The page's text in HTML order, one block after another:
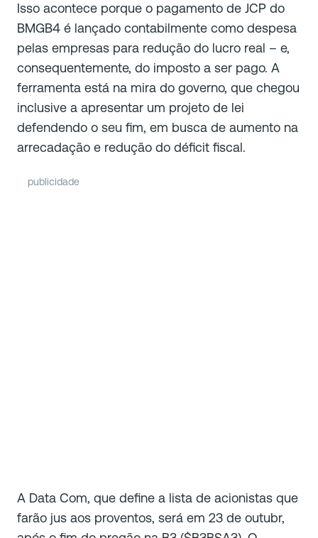
Isso acontece porque o pagamento de JCP do
BMGB4 é lançado contabilmente como despesa
pelas empresas para redução do lucro real – e,
consequentemente, do imposto a ser pago. A
ferramenta está na mira do governo, que chegou
inclusive a apresentar um projeto de lei
defendendo o seu fim, em busca de aumento na
arrecadação e redução do déficit fiscal.
publicidade
A Data Com, que define a lista de acionistas que
farão jus aos proventos, será em 23 de outubr,